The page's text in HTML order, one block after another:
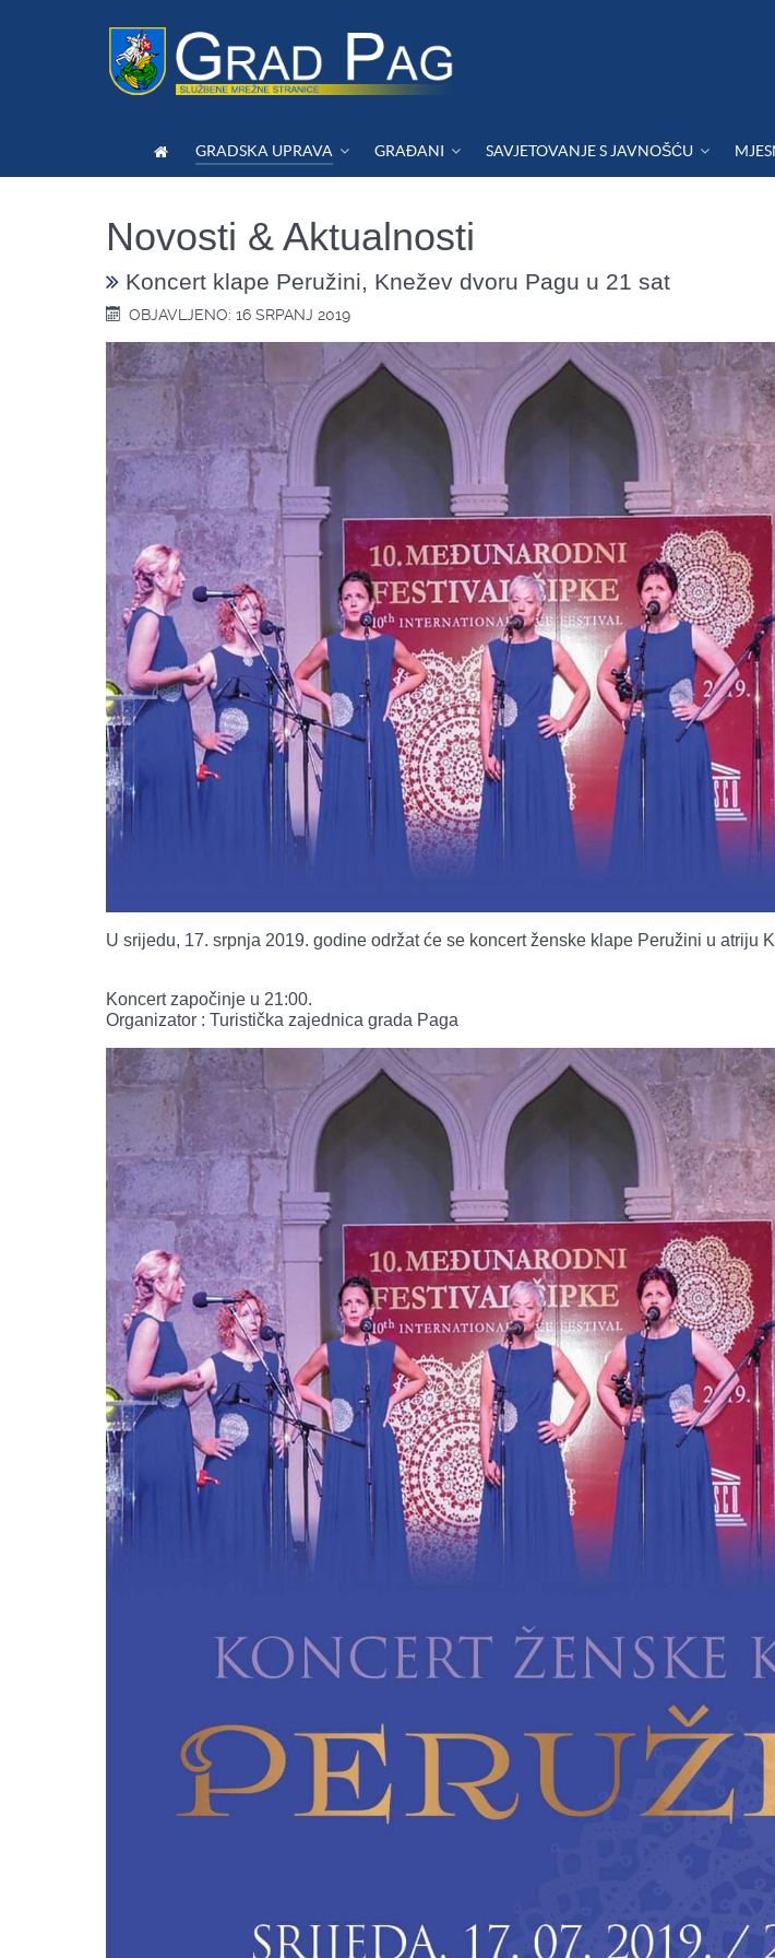
GRADSKA UPRAVA GRAĐANI SAVJETOVANJE S JAVNOŠĆU
Novosti & Aktualnosti
Koncert klape Peružini, Knežev dvoru Pagu u 21 sat
OBJAVLJENO: 16 SRPANJ 2019
U srijedu, 17. srpnja 2019. godine održat će se koncert ženske klape Peružini u atriju
Koncert započinje u 21:00.
Organizator : Turistička zajednica grada Paga